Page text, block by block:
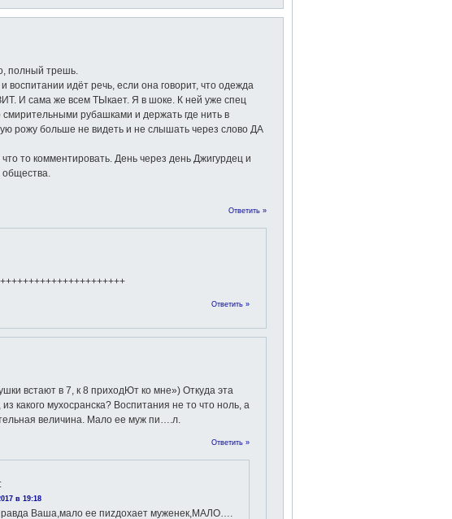
полный трешь.
воспитании идёт речь, если она говорит, что одежда
И сама же всем ТЫкает. Я в шоке. К ней уже спец
рубашками и держать где нить в
рожу больше не видеть и не слышать через слово ДА
то комментировать. День через день Джигурдец и
общества.
Ответить »
Ответить »
встают в 7, к 8 приходЮт ко мне») Откуда эта
из какого мухосранска? Воспитания не то что ноль, а
величина. Мало ее муж пи….л.
Ответить »
:
в 19:18
Ваша,мало ее пиzдохает муженек,МАЛО….